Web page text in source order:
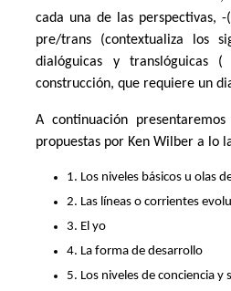
cada una de las perspectivas,
pre/trans (contextualiza los
dialóguicas y translóguicas
construcción, que requiere un
A continuación
propuestas por Ken Wilber a lo
1. Los niveles básicos u olas
2. Las líneas o corrientes
3. El yo
4. La forma de desarrollo
5. Los niveles de conciencia y